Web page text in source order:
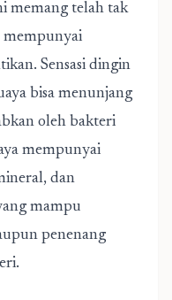
memang telah tak
mempunyai
Sensasi dingin
bisa menunjang
oleh bakteri
mempunyai
dan
mampu
penenang